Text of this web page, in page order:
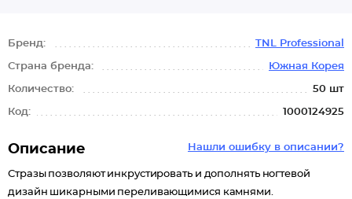
Бренд: TNL Professional
Страна бренда: Южная Корея
Количество: 50 шт
Код: 1000124925
Нашли ошибку в описании?
Описание
Стразы позволяют инкрустировать и дополнять ногтевой
дизайн шикарными переливающимися камнями.